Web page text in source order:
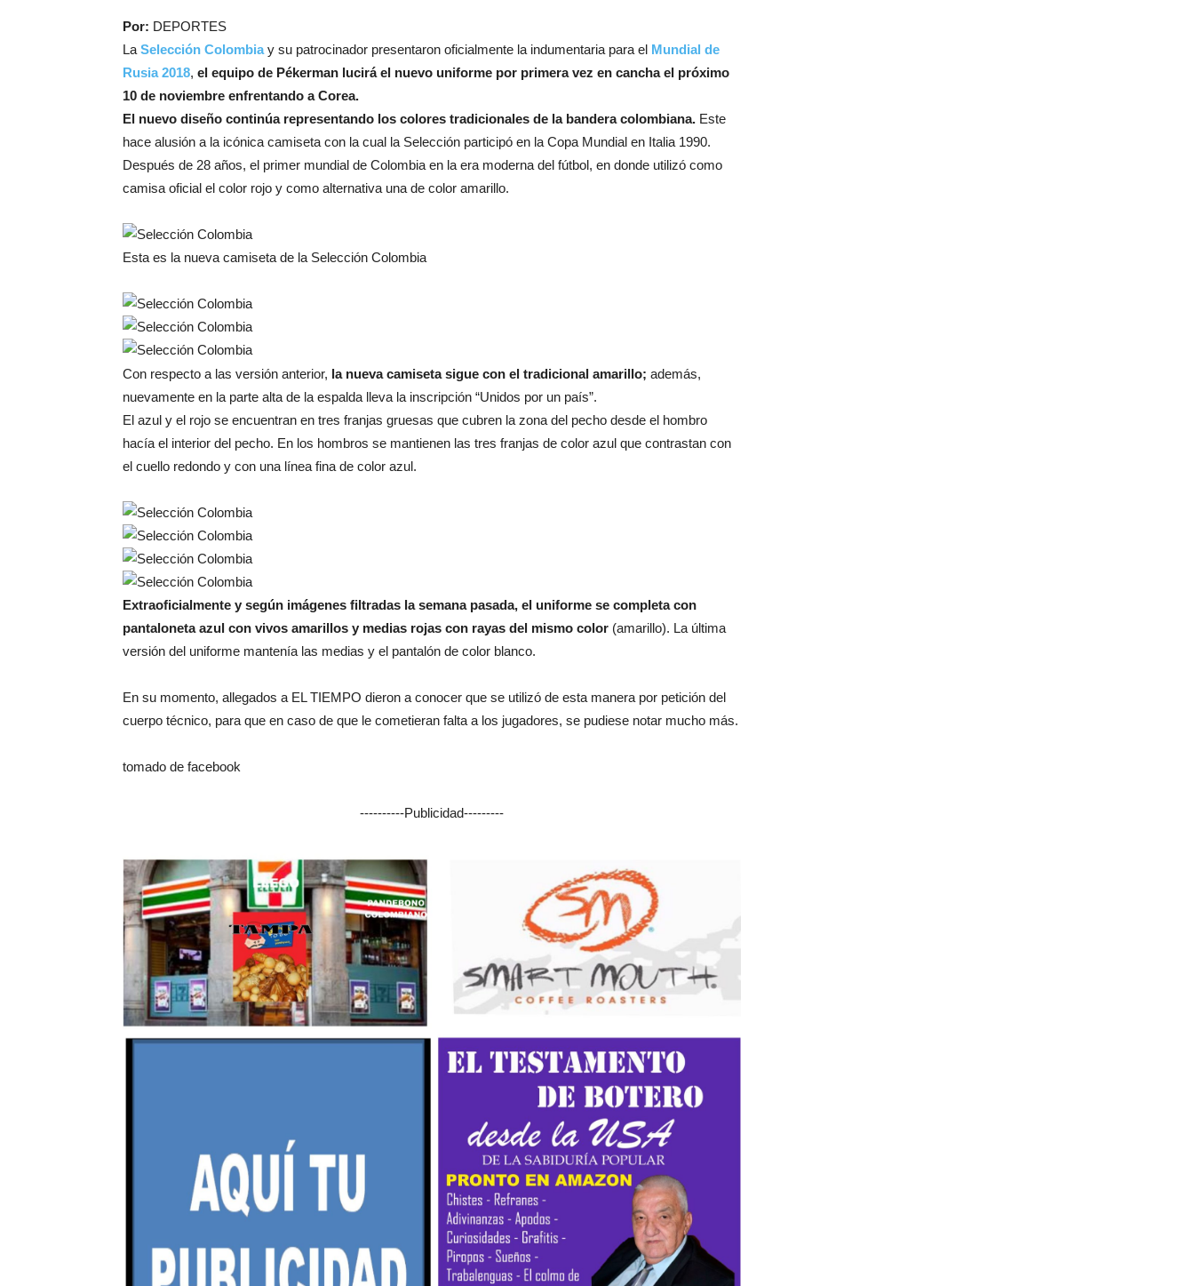
Por: DEPORTES
La Selección Colombia y su patrocinador presentaron oficialmente la indumentaria para el Mundial de
Rusia 2018, el equipo de Pékerman lucirá el nuevo uniforme por primera vez en cancha el próximo
10 de noviembre enfrentando a Corea.
El nuevo diseño continúa representando los colores tradicionales de la bandera colombiana. Este
hace alusión a la icónica camiseta con la cual la Selección participó en la Copa Mundial en Italia 1990.
Después de 28 años, el primer mundial de Colombia en la era moderna del fútbol, en donde utilizó como
camisa oficial el color rojo y como alternativa una de color amarillo.
Esta es la nueva camiseta de la Selección Colombia
Con respecto a las versión anterior, la nueva camiseta sigue con el tradicional amarillo; además,
nuevamente en la parte alta de la espalda lleva la inscripción “Unidos por un país”.
El azul y el rojo se encuentran en tres franjas gruesas que cubren la zona del pecho desde el hombro
hacía el interior del pecho. En los hombros se mantienen las tres franjas de color azul que contrastan con
el cuello redondo y con una línea fina de color azul.
Extraoficialmente y según imágenes filtradas la semana pasada, el uniforme se completa con
pantaloneta azul con vivos amarillos y medias rojas con rayas del mismo color (amarillo). La última
versión del uniforme mantenía las medias y el pantalón de color blanco.
En su momento, allegados a EL TIEMPO dieron a conocer que se utilizó de esta manera por petición del
cuerpo técnico, para que en caso de que le cometieran falta a los jugadores, se pudiese notar mucho más.
tomado de facebook
----------Publicidad---------